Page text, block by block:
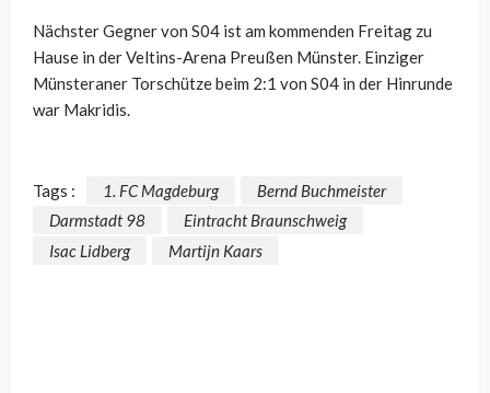
Nächster Gegner von S04 ist am kommenden Freitag zu
Hause in der Veltins-Arena Preußen Münster. Einziger
Münsteraner Torschütze beim 2:1 von S04 in der Hinrunde
war Makridis.
Tags : 1. FC Magdeburg
Bernd Buchmeister
Darmstadt 98
Eintracht Braunschweig
Isac Lidberg
Martijn Kaars